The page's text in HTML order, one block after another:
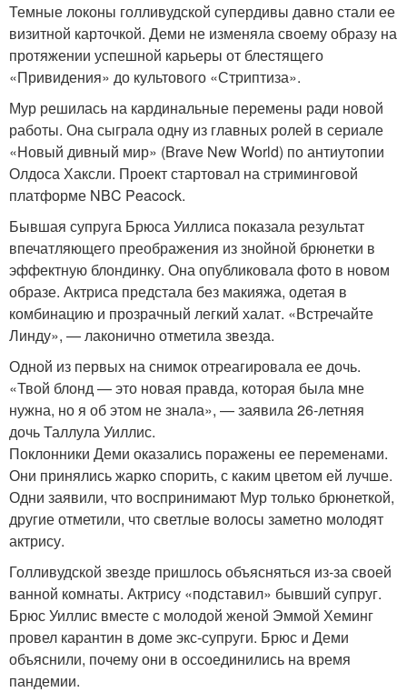
Темные локоны голливудской супердивы давно стали ее
визитной карточкой. Деми не изменяла своему образу на
протяжении успешной карьеры от блестящего
«Привидения» до культового «Стриптиза».
Мур решилась на кардинальные перемены ради новой
работы. Она сыграла одну из главных ролей в сериале
«Новый дивный мир» (Brave New World) по антиутопии
Олдоса Хаксли. Проект стартовал на стриминговой
платформе NBC Peacock.
Бывшая супруга Брюса Уиллиса показала результат
впечатляющего преображения из знойной брюнетки в
эффектную блондинку. Она опубликовала фото в новом
образе. Актриса предстала без макияжа, одетая в
комбинацию и прозрачный легкий халат. «Встречайте
Линду», — лаконично отметила звезда.
Одной из первых на снимок отреагировала ее дочь.
«Твой блонд — это новая правда, которая была мне
нужна, но я об этом не знала», — заявила 26-летняя
дочь Таллула Уиллис.
Поклонники Деми оказались поражены ее переменами.
Они принялись жарко спорить, с каким цветом ей лучше.
Одни заявили, что воспринимают Мур только брюнеткой,
другие отметили, что светлые волосы заметно молодят
актрису.
Голливудской звезде пришлось объясняться из-за своей
ванной комнаты. Актрису «подставил» бывший супруг.
Брюс Уиллис вместе с молодой женой Эммой Хеминг
провел карантин в доме экс-супруги. Брюс и Деми
объяснили, почему они в оссоединились на время
пандемии.